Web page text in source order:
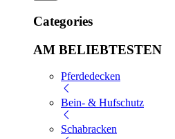
Categories
AM BELIEBTESTEN
Pferdedecken
Bein- & Hufschutz
Schabracken